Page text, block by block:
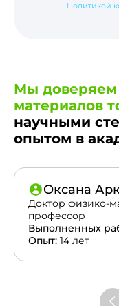
Политикой
Мы доверяем
материалов
научными
опытом в
Оксана
Доктор физико-
профессор
Выполненных
Опыт: 14 лет